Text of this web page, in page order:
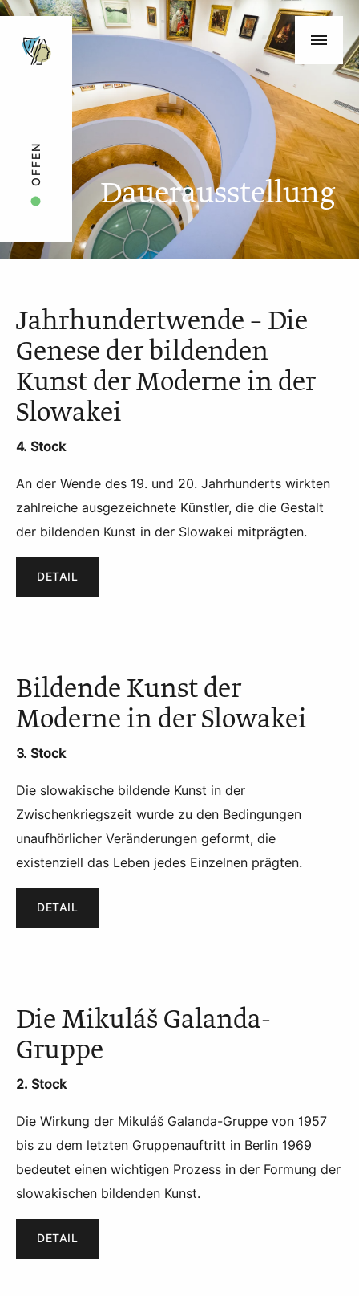
Dauerausstellung
OFFEN
Jahrhundertwende – Die
Genese der bildenden
Kunst der Moderne in der
Slowakei
4. Stock
An der Wende des 19. und 20. Jahrhunderts wirkten
zahlreiche ausgezeichnete Künstler, die die Gestalt
der bildenden Kunst in der Slowakei mitprägten.
DETAIL
Bildende Kunst der
Moderne in der Slowakei
3. Stock
Die slowakische bildende Kunst in der
Zwischenkriegszeit wurde zu den Bedingungen
unaufhörlicher Veränderungen geformt, die
existenziell das Leben jedes Einzelnen prägten.
DETAIL
Die Mikuláš Galanda-
Gruppe
2. Stock
Die Wirkung der Mikuláš Galanda-Gruppe von 1957
bis zu dem letzten Gruppenauftritt in Berlin 1969
bedeutet einen wichtigen Prozess in der Formung der
slowakischen bildenden Kunst.
DETAIL